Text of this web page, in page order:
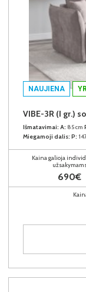
NAUJIENA
VIBE-3R (I gr.)
Išmatavimai: A: 85cm
Miegamoji dalis: P:
Kaina galioja
690€